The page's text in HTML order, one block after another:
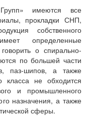
имеются все
прокладки СНП,
собственного
определенные
о спирально-
по большей части
паз-шипов, а также
класса не обходится
и промышленного
назначения, а также
сферы.